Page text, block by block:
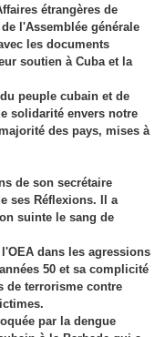
étrangères de
l'Assemblée générale
les documents
soutien à Cuba et la
peuple cubain et de
solidarité envers notre
des pays, mises à
de son secrétaire
ses Réflexions. Il a
suinte le sang de
dans les agressions
50 et sa complicité
de terrorisme contre
par la dengue